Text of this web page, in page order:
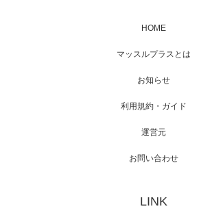
映画「メカバース」舞台
【TV】NHK BS「COOL
HOME
マッスルプラスとは
お知らせ
利用規約・ガイド
運営元
お問い合わせ
LINK